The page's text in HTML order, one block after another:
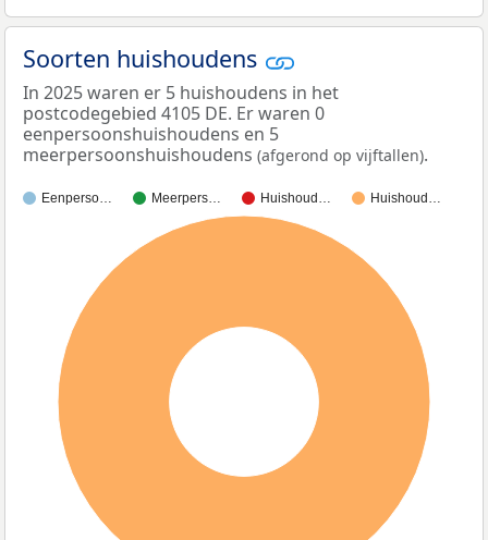
Soorten huishoudens
In 2025 waren er 5 huishoudens in het
postcodegebied 4105 DE. Er waren 0
eenpersoonshuishoudens en 5
meerpersoonshuishoudens (afgerond op vijftallen).
Eenperso… Meerpers… Huishoud… Huishoud…